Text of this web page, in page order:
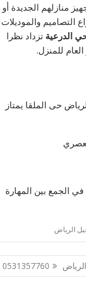
منازلهم الجديدة أو
التصاميم والموديلات
الدرعية تزداد نظرا
للمنزل.
حى الملقا يمتاز
الجمع بين المهارة
الرياض